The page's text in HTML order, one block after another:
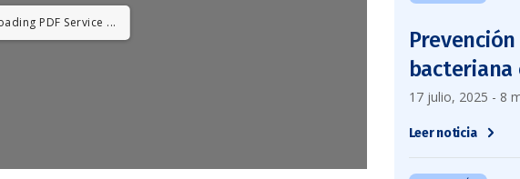
Loading PDF ...
PDF Service ...
bacteriana
17 julio, 2025 - 8
Leer noticia